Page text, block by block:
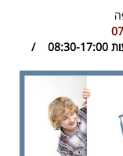
ראשון עד חמישי בין השעות 08:30-17:00 /